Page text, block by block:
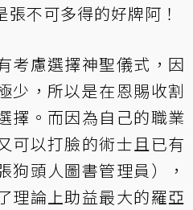
不可多得的好牌阿！
考慮選擇神聖儀式，因
少，所以是在恩賜收割
擇。而因為自己的職業
可以打臉的術士且已有
狗頭人圖書管理員），
理論上助益最大的羅亞